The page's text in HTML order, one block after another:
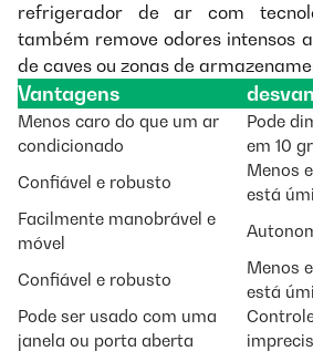
refrigerador de ar com
também remove odores intensos
de caves ou zonas de
Vantagens
Menos caro do que um ar
condicionado
Pode
em 10
Confiável e robusto
Menos
está
Facilmente manobrável e
móvel
Confiável e robusto
Menos
está
Pode ser usado com uma
janela ou porta aberta